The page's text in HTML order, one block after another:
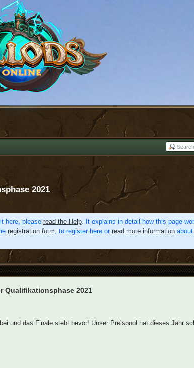
2021
here, please read the Help. It explains in detail how this page
registration form, to register here or read more informationabout
Qualifikationsphase 2021
und das Finale steht bevor! Unser Preispool hat dieses Jahr